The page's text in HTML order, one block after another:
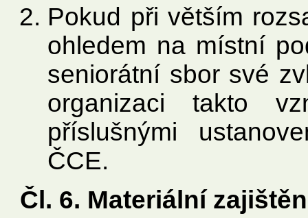
Pokud při větším
ohledem na místní
seniorátní sbor své
organizaci takto
příslušnými
ČCE.
Čl. 6. Materiální